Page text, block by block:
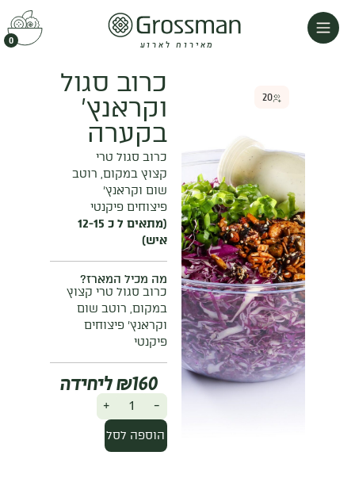
מאירוח לארוע 0
20
כרוב סגול
וקראנץ'
בקערה
כרוב סגול טרי
קצוץ במקום, רוטב
שום וקראנץ'
פיצוחים פיקנטי
(מתאים ל כ 12-15
איש)
מה מכיל המארז?
כרוב סגול טרי קצוץ
במקום, רוטב שום
וקראנץ' פיצוחים
פיקנטי
₪160
הוספה לסל